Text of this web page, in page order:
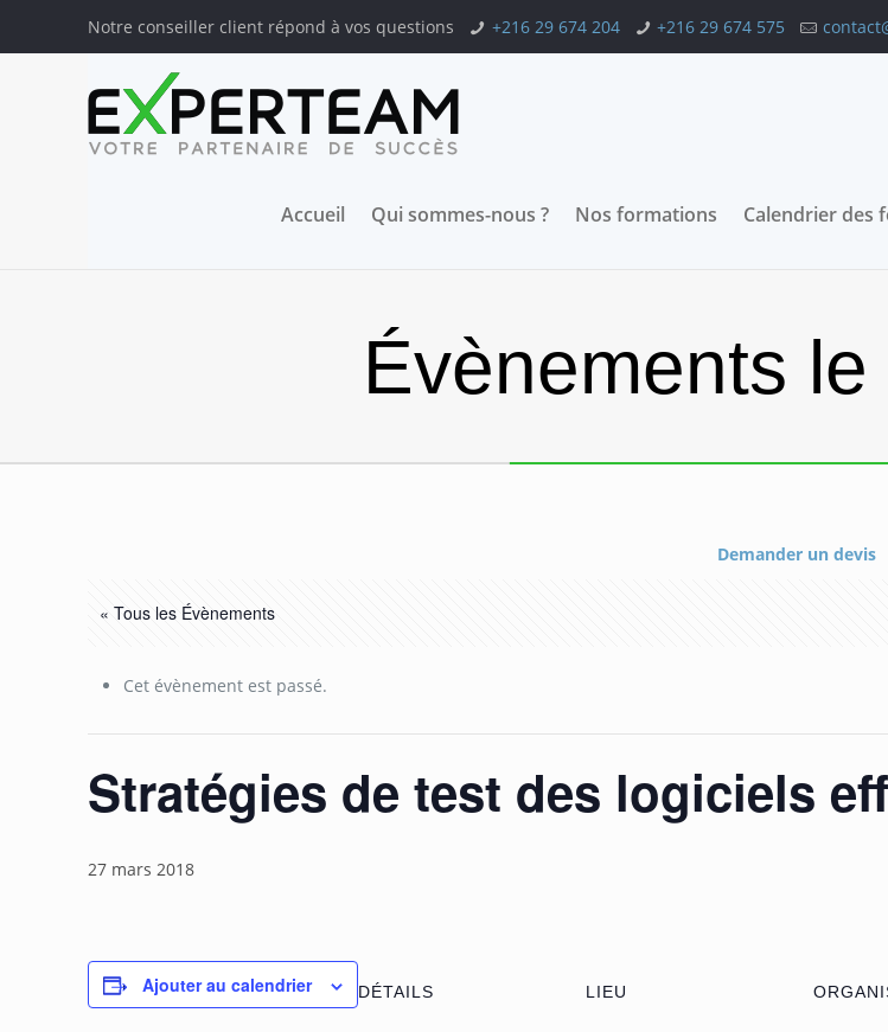
Notre conseiller client répond à vos questions +216 29 674 204 +216 29 674 575
Accueil Qui sommes-nous ? Nos formations Calendrier des
Évènements
Demander un devis
« Tous les Évènements
Cet évènement est passé.
Stratégies de test des logiciels
27 mars 2018
Ajouter au calendrier DÉTAILS LIEU